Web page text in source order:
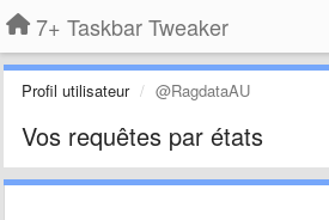
7+ Taskbar Tweaker
Profil utilisateur @RagdataAU
Vos requêtes par états